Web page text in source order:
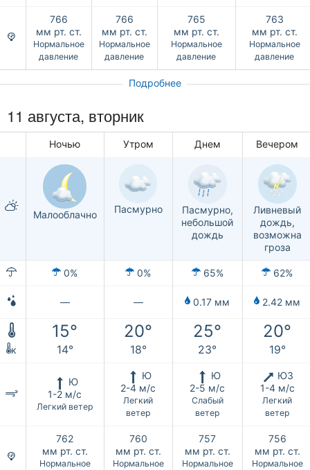
766
мм рт. ст.
Нормальное
давление
766
мм рт. ст.
Нормальное
давление
765
мм рт. ст.
Нормальное
давление
763
мм рт. ст.
Нормальное
давление
Подробнее
11 августа, вторник
Ночью Утром Днем Вечером
Малооблачно
Пасмурно
Пасмурно,
небольшой
дождь
Ливневый
дождь,
возможна
гроза
0% 0% 65% 62%
— — 0.17 мм 2.42 мм
15° 20° 25° 20°
к 14° 18° 23° 19°
Ю
1-2 м/с
Легкий ветер
Ю
2-4 м/с
Легкий
ветер
Ю
2-5 м/с
Слабый
ветер
ЮЗ
1-4 м/с
Легкий
ветер
762
мм рт. ст.
Нормальное
760
мм рт. ст.
Нормальное
757
мм рт. ст.
Нормальное
756
мм рт. ст.
Нормальное